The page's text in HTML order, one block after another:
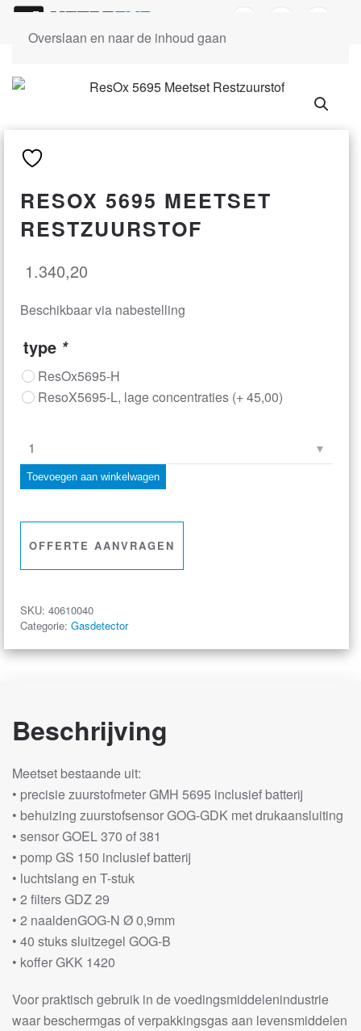
Overslaan en naar de inhoud gaan
RESOX 5695 MEETSET
RESTZUURSTOF
1.340,20
Beschikbaar via nabestelling
type *
ResOx5695-H
ResoX5695-L, lage concentraties (+45,00)
ResOx
5695
Restzuurstof
aantal
Toevoegen aan winkelwagen
OFFERTE AANVRAGEN
SKU: 40610040
Categorie: Gasdetector
Beschrijving
Meetset bestaande uit:
• precisie zuurstofmeter GMH 5695 inclusief batterij
• behuizing zuurstofsensor GOG-GDK met drukaansluiting
• sensor GOEL 370 of 381
• pomp GS 150 inclusief batterij
• luchtslang en T-stuk
• 2 filters GDZ 29
• 2 naaldenGOG-N Ø 0,9mm
• 40 stuks sluitzegel GOG-B
• koffer GKK 1420
Voor praktisch gebruik in de voedingsmiddelenindustrie
waar beschermgas of verpakkingsgas aan levensmiddelen